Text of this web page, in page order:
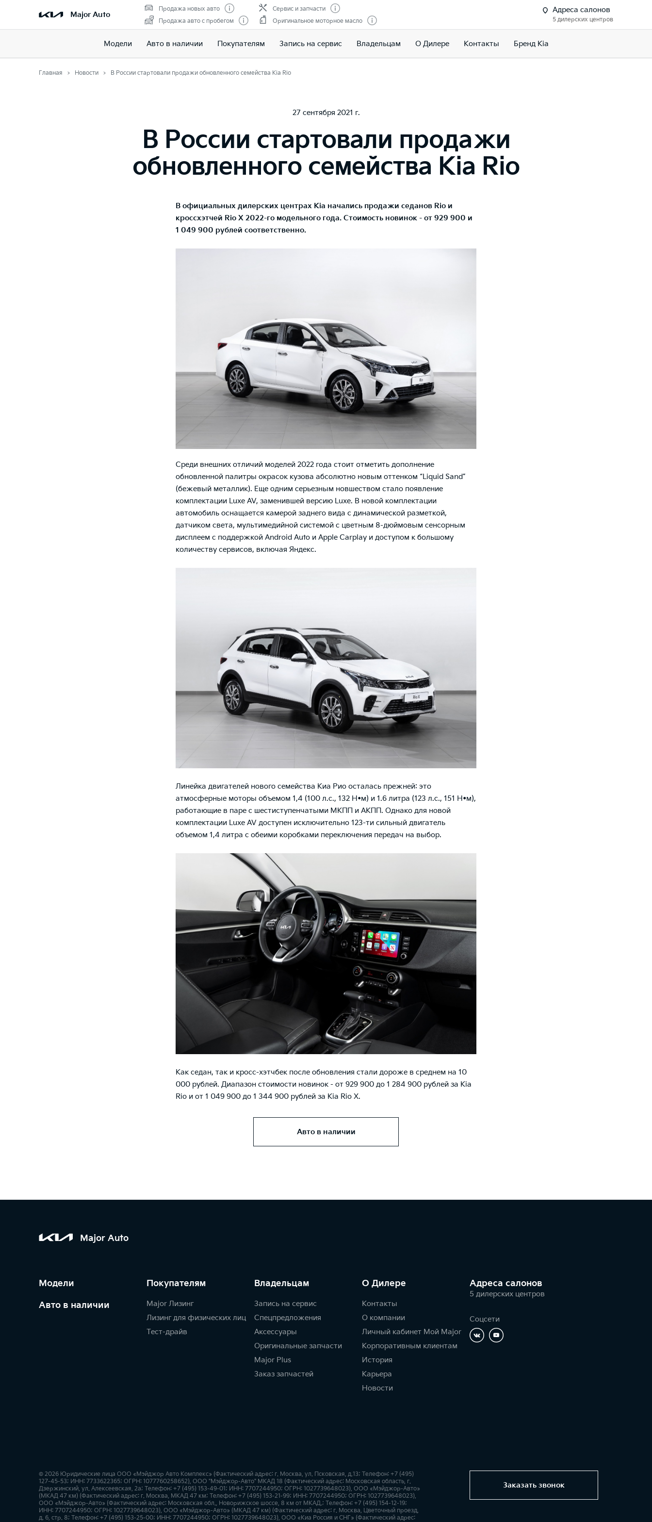
Major Auto
Продажа новых авто
Продажа авто с пробегом
Сервис и запчасти
Оригинальное моторное масло
Адреса салонов
5 дилерских центров
Модели Авто в наличии Покупателям Запись на сервис Владельцам О Дилере Контакты Бренд Kia
Главная Новости В России стартовали продажи обновленного семейства Kia Rio
27 сентября 2021 г.
В России стартовали продажи
обновленного семейства Kia Rio
В официальных дилерских центрах Kia начались продажи седанов Rio и
кроссхэтчей Rio X 2022-го модельного года. Стоимость новинок - от 929 900 и
1 049 900 рублей соответственно.
Среди внешних отличий моделей 2022 года стоит отметить дополнение
обновленной палитры окрасок кузова абсолютно новым оттенком “Liquid Sand”
(бежевый металлик). Еще одним серьезным новшеством стало появление
комплектации Luxe AV, заменившей версию Luxe. В новой комплектации
автомобиль оснащается камерой заднего вида с динамической разметкой,
датчиком света, мультимедийной системой с цветным 8-дюймовым сенсорным
дисплеем с поддержкой Android Auto и Apple Carplay и доступом к большому
количеству сервисов, включая Яндекс.
Линейка двигателей нового семейства Киа Рио осталась прежней: это
атмосферные моторы объемом 1,4 (100 л.с., 132 Н•м) и 1.6 литра (123 л.с., 151 Н•м),
работающие в паре с шестиступенчатыми МКПП и АКПП. Однако для новой
комплектации Luxe AV доступен исключительно 123-ти сильный двигатель
объемом 1,4 литра с обеими коробками переключения передач на выбор.
Как седан, так и кросс-хэтчбек после обновления стали дороже в среднем на 10
000 рублей. Диапазон стоимости новинок - от 929 900 до 1 284 900 рублей за Kia
Rio и от 1 049 900 до 1 344 900 рублей за Kia Rio X.
Авто в наличии
Major Auto
Модели
Авто в наличии
Покупателям
Major Лизинг
Лизинг для физических лиц
Тест-драйв
Владельцам
Запись на сервис
Спецпредложения
Аксессуары
Оригинальные запчасти
Major Plus
Заказ запчастей
О Дилере
Контакты
О компании
Личный кабинет Мой Major
Корпоративным клиентам
История
Карьера
Новости
Адреса салонов
5 дилерских центров
Соцсети
Заказать звонок
© 2026 Юридические лица ООО «Мэйджор Авто Комплекс» (Фактический адрес: г. Москва, ул. Псковская, д.13; Телефон: +7 (495)
127-45-53; ИНН: 7733622365; ОГРН: 1077760258652), ООО "Мэйджор-Авто" МКАД 18 (Фактический адрес: Московская область, г.
Дзержинский, ул. Алексеевская, 2а; Телефон: +7 (495) 153-49-01; ИНН: 7707244950; ОГРН: 1027739648023), ООО «Мэйджор-Авто»
(МКАД 47 км) (Фактический адрес: г. Москва, МКАД 47 км; Телефон: +7 (495) 153-21-99; ИНН: 7707244950; ОГРН: 1027739648023),
ООО «Мэйджор-Авто» (Фактический адрес: Московская обл., Новорижское шоссе, 8 км от МКАД.; Телефон: +7 (495) 154-12-19;
ИНН: 7707244950; ОГРН: 1027739648023), ООО «Мэйджор-Авто» (МКАД 47 км) (Фактический адрес: г. Москва, Цветочный проезд,
д. 6, стр. 8; Телефон: +7 (495) 153-25-00; ИНН: 7707244950; ОГРН: 1027739648023), ООО «Киа Россия и СНГ» (Фактический адрес: